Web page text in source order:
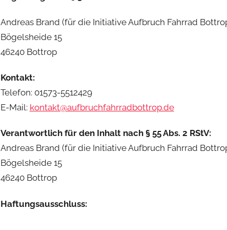
Andreas Brand (für die Initiative Aufbruch Fahrrad
Bögelsheide 15
46240 Bottrop
Kontakt:
Telefon: 01573-5512429
E-Mail: kontakt@aufbruchfahrradbottrop.de
Verantwortlich für den Inhalt nach § 55 Abs. 2 RStV:
Andreas Brand (für die Initiative Aufbruch Fahrrad
Bögelsheide 15
46240 Bottrop
Haftungsausschluss: